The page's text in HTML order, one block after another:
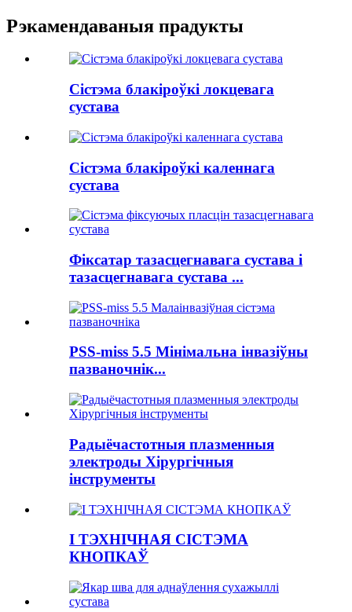
Рэкамендаваныя прадукты
Сістэма блакіроўкі локцевага
сустава
Сістэма блакіроўкі каленнага
сустава
Фіксатар тазасцегнавага сустава і
тазасцегнавага сустава ...
PSS-miss 5.5 Мінімальна інвазіўны
пазваночнік...
Радыёчастотныя плазменныя
электроды Хірургічныя
інструменты
І ТЭХНІЧНАЯ СІСТЭМА
КНОПКАЎ